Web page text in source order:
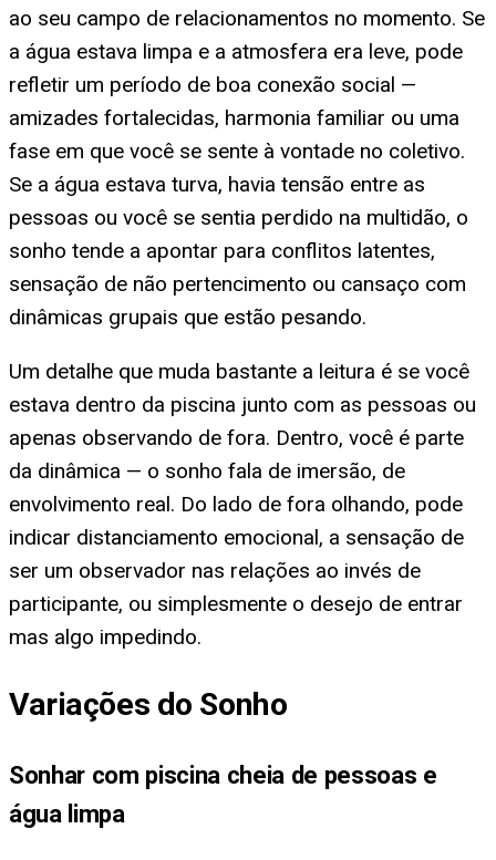
ao seu campo de relacionamentos no momento. Se
a água estava limpa e a atmosfera era leve, pode
refletir um período de boa conexão social —
amizades fortalecidas, harmonia familiar ou uma
fase em que você se sente à vontade no coletivo.
Se a água estava turva, havia tensão entre as
pessoas ou você se sentia perdido na multidão, o
sonho tende a apontar para conflitos latentes,
sensação de não pertencimento ou cansaço com
dinâmicas grupais que estão pesando.
Um detalhe que muda bastante a leitura é se você
estava dentro da piscina junto com as pessoas ou
apenas observando de fora. Dentro, você é parte
da dinâmica — o sonho fala de imersão, de
envolvimento real. Do lado de fora olhando, pode
indicar distanciamento emocional, a sensação de
ser um observador nas relações ao invés de
participante, ou simplesmente o desejo de entrar
mas algo impedindo.
Variações do Sonho
Sonhar com piscina cheia de pessoas e
água limpa